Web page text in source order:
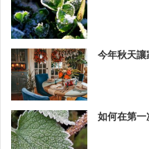
今年秋天
如何在第一